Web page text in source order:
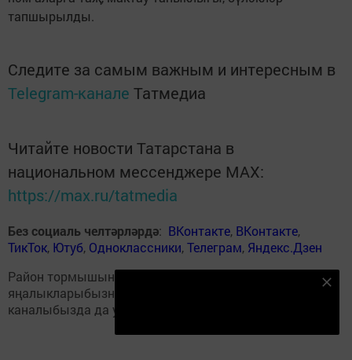
тапшырылды.
Следите за самым важным и интересным в
Telegram-канале Татмедиа
Читайте новости Татарстана в
национальном мессенджере MАХ:
https://max.ru/tatmedia
Без социаль челтәрләрдә: ВКонтакте, ВКонтакте,
ТикТок, Ютуб, Одноклассники,Телеграм, Яндекс.Дзен
Район тормышына кагылышлы иң мөһим
яңалыкларыбызны
каналыбызда да укыгыз.